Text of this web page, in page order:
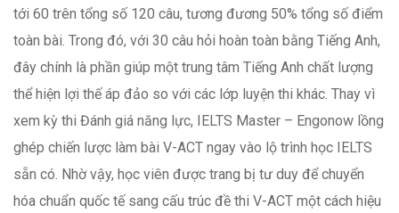
tới 60 trên tổng số 120 câu, tương đương 50% tổng số điểm
toàn bài. Trong đó, với 30 câu hỏi hoàn toàn bằng Tiếng Anh,
đây chính là phần giúp một trung tâm Tiếng Anh chất lượng
thể hiện lợi thế áp đảo so với các lớp luyện thi khác. Thay vì
xem kỳ thi Đánh giá năng lực, IELTS Master – Engonow lồng
ghép chiến lược làm bài V-ACT ngay vào lộ trình học IELTS
sẵn có. Nhờ vậy, học viên được trang bị tư duy để chuyển
hóa chuẩn quốc tế sang cấu trúc đề thi V-ACT một cách hiệu